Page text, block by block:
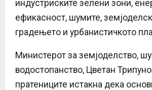
индустриските зелени зони,
ефикасност, шумите,
градењето и урбанистичкото
Министерот за земјоделство,
водостопанство, Цветан
пратениците истакна дека